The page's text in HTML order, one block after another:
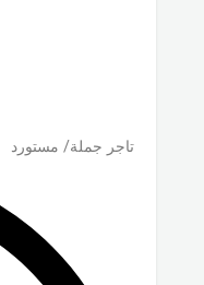
تاجر جملة/ مستورد